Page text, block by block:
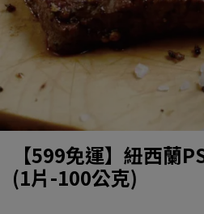
【599免運】紐西蘭
(1片-100公克)